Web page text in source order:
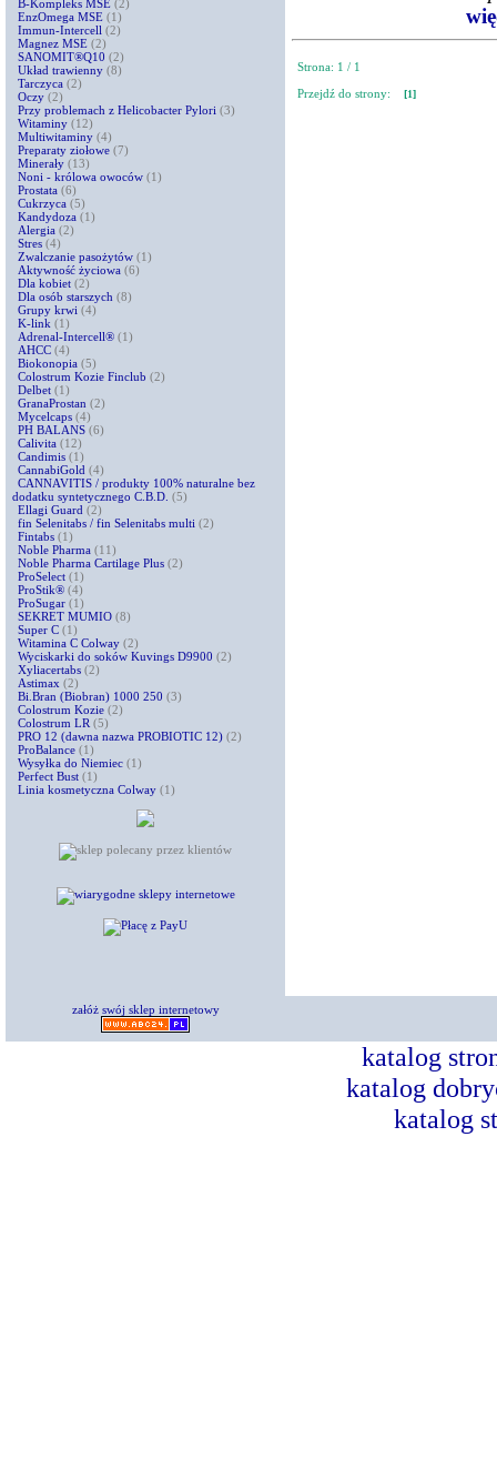
B-Kompleks MSE (2)
EnzOmega MSE (1)
Immun-Intercell (2)
Magnez MSE (2)
SANOMIT®Q10 (2)
Układ trawienny (8)
Tarczyca (2)
Oczy (2)
Przy problemach z Helicobacter Pylori (3)
Witaminy (12)
Multiwitaminy (4)
Preparaty ziołowe (7)
Minerały (13)
Noni - królowa owoców (1)
Prostata (6)
Cukrzyca (5)
Kandydoza (1)
Alergia (2)
Stres (4)
Zwalczanie pasożytów (1)
Aktywność życiowa (6)
Dla kobiet (2)
Dla osób starszych (8)
Grupy krwi (4)
K-link (1)
Adrenal-Intercell® (1)
AHCC (4)
Biokonopia (5)
Colostrum Kozie Finclub (2)
Delbet (1)
GranaProstan (2)
Mycelcaps (4)
PH BALANS (6)
Calivita (12)
Candimis (1)
CannabiGold (4)
CANNAVITIS / produkty 100% naturalne bez
dodatku syntetycznego C.B.D. (5)
Ellagi Guard (2)
fin Selenitabs / fin Selenitabs multi (2)
Fintabs (1)
Noble Pharma (11)
Noble Pharma Cartilage Plus (2)
ProSelect (1)
ProStik® (4)
ProSugar (1)
SEKRET MUMIO (8)
Super C (1)
Witamina C Colway (2)
Wyciskarki do soków Kuvings D9900 (2)
Xyliacertabs (2)
Astimax (2)
Bi.Bran (Biobran) 1000 250 (3)
Colostrum Kozie (2)
Colostrum LR (5)
PRO 12 (dawna nazwa PROBIOTIC 12) (2)
ProBalance (1)
Wysyłka do Niemiec (1)
Perfect Bust (1)
Linia kosmetyczna Colway (1)
Strona: 1 / 1
Przejdź do strony:
[1]
załóż swój sklep internetowy
katalog
katalog
katalog